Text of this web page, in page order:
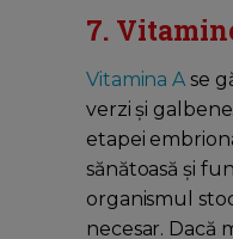
7.
Vitamina Ase
verzi și
etapei
sănătoasă și
organismul
necesar. Dacă